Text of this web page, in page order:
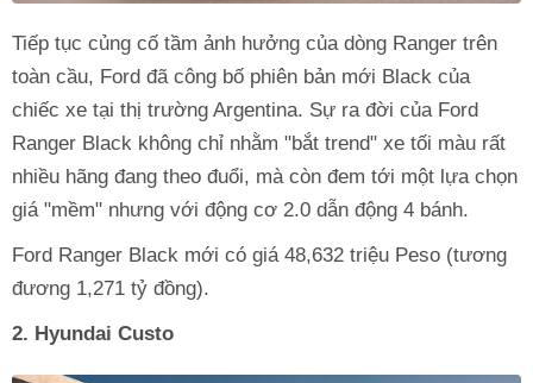
Tiếp tục củng cố tầm ảnh hưởng của dòng Ranger trên
toàn cầu, Ford đã công bố phiên bản mới Black của
chiếc xe tại thị trường Argentina. Sự ra đời của Ford
Ranger Black không chỉ nhằm "bắt trend" xe tối màu rất
nhiều hãng đang theo đuổi, mà còn đem tới một lựa chọn
giá "mềm" nhưng với động cơ 2.0 dẫn động 4 bánh.
Ford Ranger Black mới có giá 48,632 triệu Peso (tương
đương 1,271 tỷ đồng).
2. Hyundai Custo